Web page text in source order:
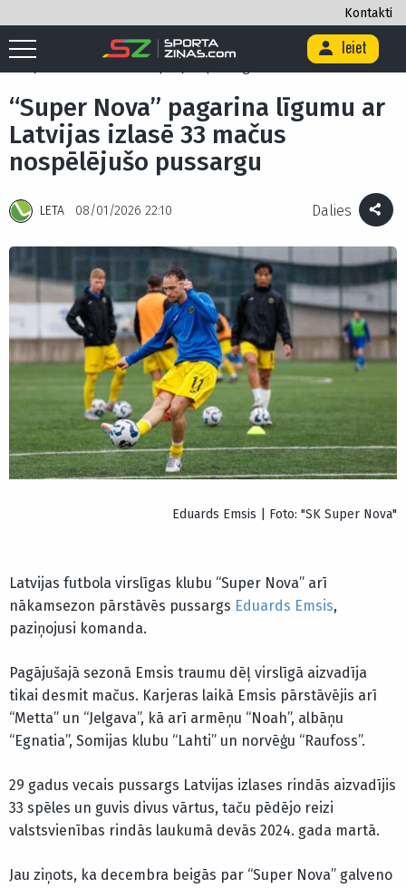
Kontakti
Ieiet
Sākums / Futbola Virslīga /
“Super Nova” pagarina līgumu ar
“Super Nova” pagarina līgumu ar
Latvijas izlasē 33 mačus
nospēlējušo pussargu
LETA 08/01/2026 22:10 Dalies
Eduards Emsis | Foto: "SK Super Nova"
Latvijas futbola virslīgas klubu “Super Nova” arī
nākamsezon pārstāvēs pussargs Eduards Emsis,
paziņojusi komanda.
Pagājušajā sezonā Emsis traumu dēļ virslīgā aizvadīja
tikai desmit mačus. Karjeras laikā Emsis pārstāvējis arī
“Metta” un “Jelgava”, kā arī armēņu “Noah”, albāņu
“Egnatia”, Somijas klubu “Lahti” un norvēģu “Raufoss”.
29 gadus vecais pussargs Latvijas izlases rindās aizvadījis
33 spēles un guvis divus vārtus, taču pēdējo reizi
valstsvienības rindās laukumā devās 2024. gada martā.
Jau ziņots, ka decembra beigās par “Super Nova” galveno